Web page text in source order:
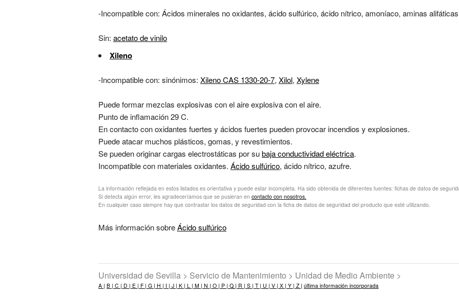
-Incompatible con: Ácidos minerales no oxidantes, ácido sulfúrico, ácido nítrico, amoníaco, aminas
Sin: acetato de vinilo
Xileno
-Incompatible con: sinónimos: Xileno CAS 1330-20-7, Xilol, Xylene
Puede formar mezclas explosivas con el aire explosiva con el aire.
Punto de inflamación 29 C.
En contacto con oxidantes fuertes y ácidos fuertes pueden provocar incendios y explosiones.
Puede atacar muchos plásticos, gomas, y revestimientos.
Se pueden originar cargas electrostáticas por subaja conductividad eléctrica.
Incompatible con materiales oxidantes. Ácido sulfúrico, ácido nítrico, azufre.
La información reflejada en estos listados es orientativa y puede estar incompleta. Ha sido obtenida de diferentes fuentes: fichas de datos de
Si detecta algún error, les agradeceríamos que se pusieran en contacto con nosotros.
En cualquier caso siempre hay que contrastar los datos de seguridad con la ficha de datos de seguridad del producto que esté utilizando.
Más información sobreÁcido sulfúrico
Universidad de Sevilla > Servicio de Mantenimiento > Unidad de Medio Ambiente >
A | B | C | D | E | F | G | H | I | J | K | L | M | N | O | P | Q | R | S | T | U | V | X | Y | Z | última información incorporada